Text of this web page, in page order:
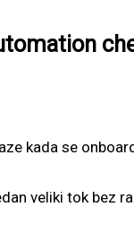
kada se
veliki tok bez